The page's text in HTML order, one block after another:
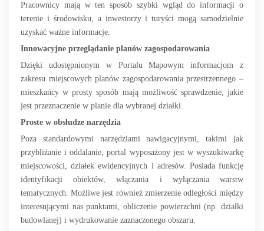
Pracownicy mają w ten sposób szybki wgląd do informacji o
terenie i środowisku, a inwestorzy i turyści mogą samodzielnie
uzyskać ważne informacje.
Innowacyjne przeglądanie planów zagospodarowania
Dzięki udostępnionym w Portalu Mapowym informacjom z
zakresu miejscowych planów zagospodarowania przestrzennego –
mieszkańcy w prosty sposób mają możliwość sprawdzenie, jakie
jest przeznaczenie w planie dla wybranej działki.
Proste w obsłudze narzędzia
Poza standardowymi narzędziami nawigacyjnymi, takimi jak
przybliżanie i oddalanie, portal wyposażony jest w wyszukiwarkę
miejscowości, działek ewidencyjnych i adresów. Posiada funkcję
identyfikacji obiektów, włączania i wyłączania warstw
tematycznych. Możliwe jest również zmierzenie odległości między
interesującymi nas punktami, obliczenie powierzchni (np. działki
budowlanej) i wydrukowanie zaznaczonego obszaru.